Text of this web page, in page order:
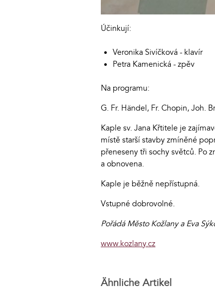
Účinkují:
Veronika Sivíčková - klavír
Petra Kamenická - zpěv
Na programu:
G. Fr. Händel, Fr. Chopin, Joh.
Kaple sv. Jana Křtitele je
místě starší stavby zmíněné
přeneseny tři sochy světců. Po
a obnovena.
Kaple je běžně nepřístupná.
Vstupné dobrovolné.
Pořádá Město Kožlany a Eva
www.kozlany.cz
Ähnliche Artikel